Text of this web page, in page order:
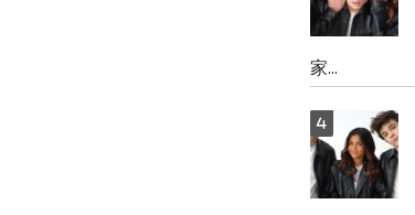
家...